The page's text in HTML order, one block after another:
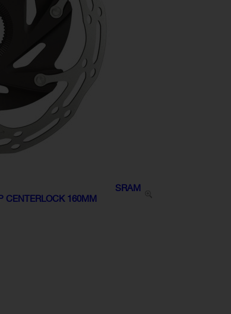
SRAM
CENTERLOCK 160MM